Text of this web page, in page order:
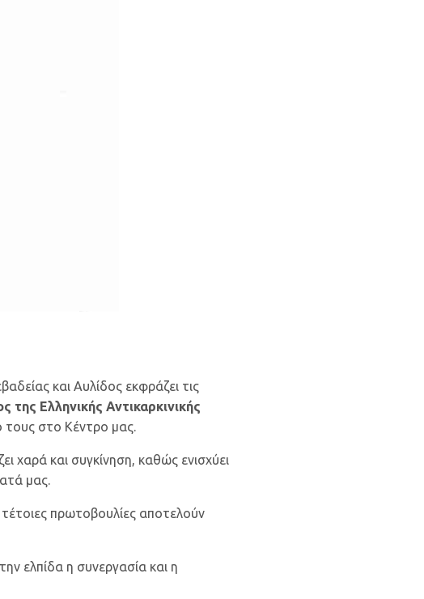
και Αυλίδος εκφράζει τις
της Ελληνικής Αντικαρκινικής
τους στο Κέντρο μας.
χαρά και συγκίνηση, καθώς ενισχύει
μας.
πρωτοβουλίες αποτελούν
ελπίδα η συνεργασία και η